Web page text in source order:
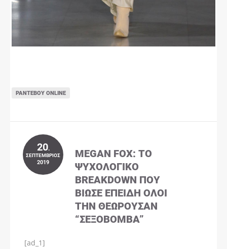
ΡΑΝΤΕΒΟΎ ONLINE
20.
ΣΕΠΤΈΜΒΡΙΟΣ
2019
MEGAN FOX: ΤΟ
ΨΥΧΟΛΟΓΙΚΌ
BREAKDOWN ΠΟΥ
ΒΊΩΣΕ ΕΠΕΙΔΉ ΌΛΟΙ
ΤΗΝ ΘΕΩΡΟΎΣΑΝ
“ΣΕΞΟΒΌΜΒΑ”
[ad_1]